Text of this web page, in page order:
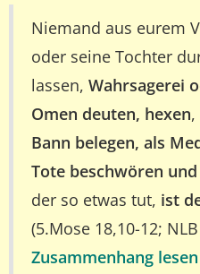
Niemand aus eurem
oder seine Tochter
lassen, Wahrsagerei
Omen deuten, hexen
Bann belegen, als
Tote beschwören
der so etwas tut, ist
(5.Mose 18,10-12;
Zusammenhang